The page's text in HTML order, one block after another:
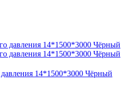
14*1500*3000 Чёрный